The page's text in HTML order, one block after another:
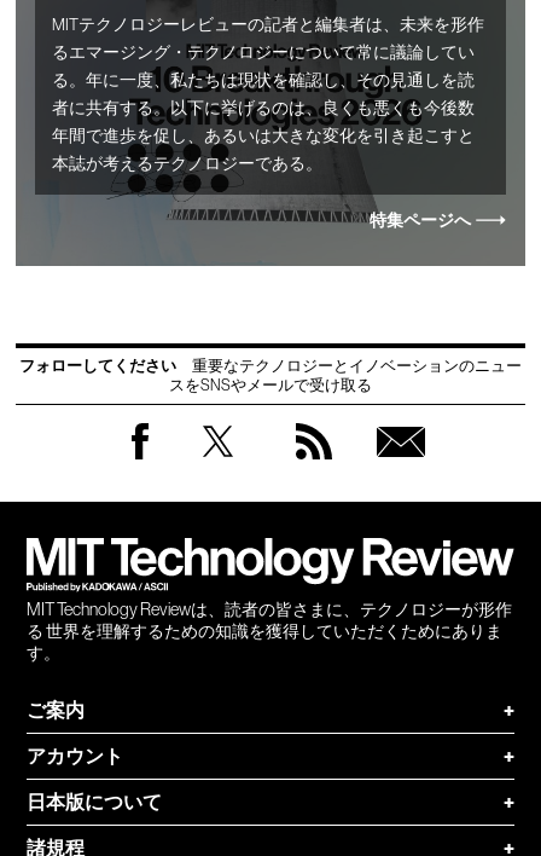
MITテクノロジーレビューの記者と編集者は、未来を形作
るエマージング・テクノロジーについて常に議論してい
る。年に一度、私たちは現状を確認し、その見通しを読
者に共有する。以下に挙げるのは、良くも悪くも今後数
年間で進歩を促し、あるいは大きな変化を引き起こすと
本誌が考えるテクノロジーである。
特集ページへ
フォローしてください
重要なテクノロジーとイノベーションのニュー
スをSNSやメールで受け取る
MIT Technology Reviewは、読者の皆さまに、テクノロジーが形作
る 世界を理解するための知識を獲得していただくためにありま
す。
ご案内
+
アカウント
+
日本版について
+
諸規程
+